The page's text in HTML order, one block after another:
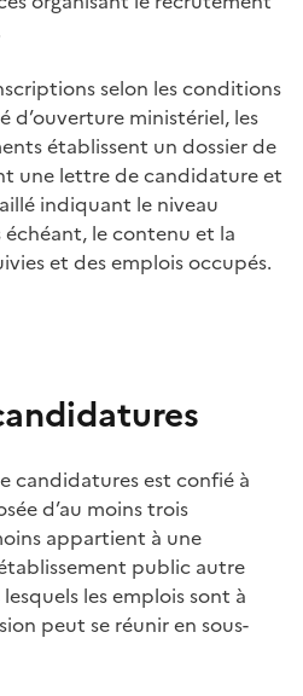
selon les conditions
d’ouverture ministériel, les
établissent un dossier de
une lettre de candidature et
indiquant le niveau
échéant, le contenu et la
et des emplois occupés.
candidatures est confié à
d’au moins trois
appartient à une
public autre
les emplois sont à
peut se réunir en sous-